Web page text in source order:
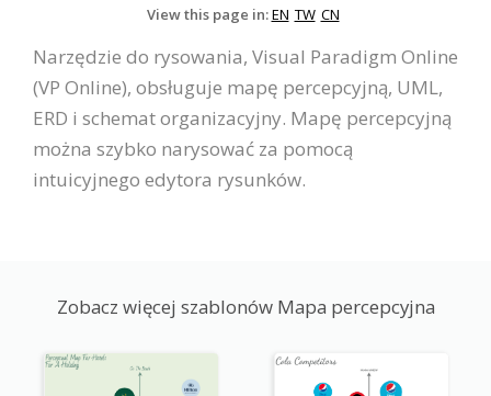
View this page in:EN TW CN
Narzędzie do rysowania, Visual Paradigm Online
(VP Online), obsługuje mapę percepcyjną, UML,
ERD i schemat organizacyjny. Mapę percepcyjną
można szybko narysować za pomocą
intuicyjnego edytora rysunków.
Zobacz więcej szablonów Mapa percepcyjna